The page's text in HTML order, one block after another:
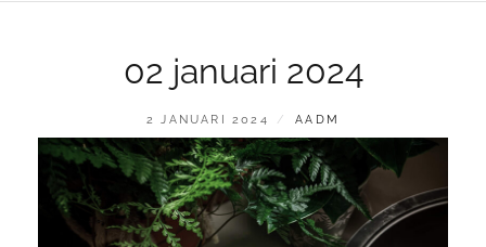
02 januari 2024
GEPLAATST
OP
2 JANUARI 2024 BY
AADM